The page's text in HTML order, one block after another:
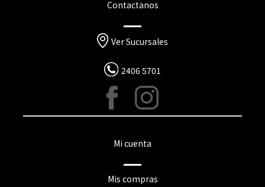
Contactanos
Ver Sucursales
2406 5701
Mi cuenta
Mis compras